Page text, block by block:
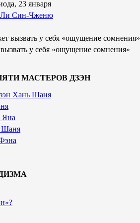
23 января
Ли Син-Чженю
вызвать у себя «ощущение сомнения»
у себя «ощущение сомнения»
МАСТЕРОВ ДЗЭН
Хань Шаня
Яна
Шаня